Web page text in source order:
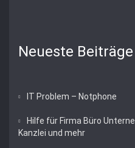
Neueste Beiträge
IT Problem – Notphone
Hilfe für Firma Büro
Kanzlei und mehr